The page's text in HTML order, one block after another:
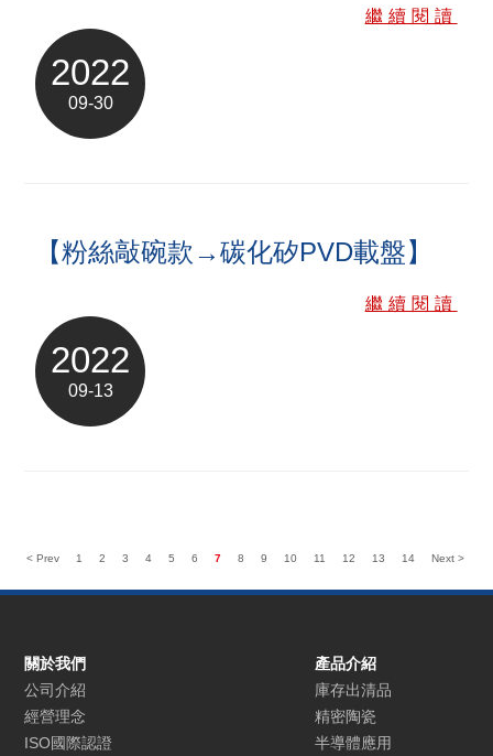
繼續閱讀
2022
09-30
【粉絲敲碗款→碳化矽PVD載盤】
繼續閱讀
2022
09-13
< Prev 1 2 3 4 5 6 7 8 9 10 11 12 13 14 Next >
關於我們
公司介紹
經營理念
ISO國際認證
產品介紹
庫存出清品
精密陶瓷
半導體應用